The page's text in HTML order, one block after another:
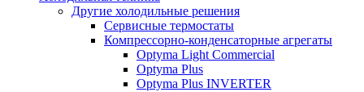
Другие холодильные решения
Сервисные термостаты
Компрессорно-конденсаторные агрегаты
Optyma Light Commercial
Optyma Plus
Optyma Plus INVERTER